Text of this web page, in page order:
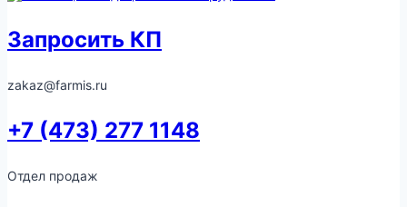
Запросить КП
zakaz@farmis.ru
+7 (473) 277 1148
Отдел продаж